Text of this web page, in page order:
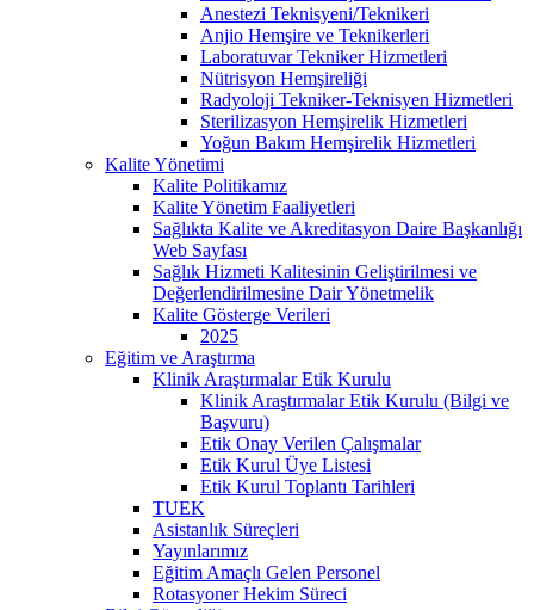
Anestezi Teknisyeni/Teknikeri
Anjio Hemşire ve Teknikerleri
Laboratuvar Tekniker Hizmetleri
Nütrisyon Hemşireliği
Radyoloji Tekniker-Teknisyen Hizmetleri
Sterilizasyon Hemşirelik Hizmetleri
Yoğun Bakım Hemşirelik Hizmetleri
Kalite Yönetimi
Kalite Politikamız
Kalite Yönetim Faaliyetleri
Sağlıkta Kalite ve Akreditasyon Daire Başkanlığı
Web Sayfası
Sağlık Hizmeti Kalitesinin Geliştirilmesi ve
Değerlendirilmesine Dair Yönetmelik
Kalite Gösterge Verileri
2025
Eğitim ve Araştırma
Klinik Araştırmalar Etik Kurulu
Klinik Araştırmalar Etik Kurulu (Bilgi ve
Başvuru)
Etik Onay Verilen Çalışmalar
Etik Kurul Üye Listesi
Etik Kurul Toplantı Tarihleri
TUEK
Asistanlık Süreçleri
Yayınlarımız
Eğitim Amaçlı Gelen Personel
Rotasyoner Hekim Süreci